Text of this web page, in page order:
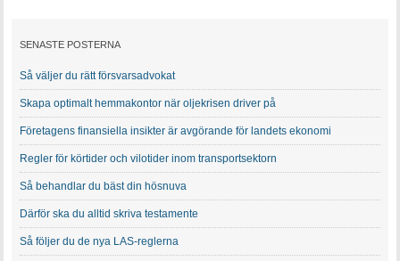
SENASTE POSTERNA
Så väljer du rätt försvarsadvokat
Skapa optimalt hemmakontor när oljekrisen driver på
Företagens finansiella insikter är avgörande för landets ekonomi
Regler för körtider och vilotider inom transportsektorn
Så behandlar du bäst din hösnuva
Därför ska du alltid skriva testamente
Så följer du de nya LAS-reglerna